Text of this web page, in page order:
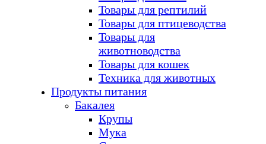
Товары для рептилий
Товары для птицеводства
Товары для
животноводства
Товары для кошек
Техника для животных
Продукты питания
Бакалея
Крупы
Мука